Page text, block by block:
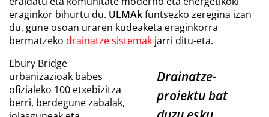
eraginkor bihurtu du. ULMAkfuntsezko zeregina izan
du, gune osoan uraren kudeaketa eraginkorra
bermatzeko drainatze sistemak jarri ditu-eta.
Drainatze-
proiektu bat
Ebury Bridge
urbanizazioak babes
ofizialeko 100 etxebizitza
berri, berdegune zabalak,